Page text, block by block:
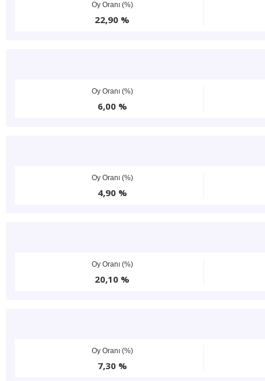
Oy Oranı (%)
22,90 %
Oy Oranı (%)
6,00 %
Oy Oranı (%)
4,90 %
Oy Oranı (%)
20,10 %
Oy Oranı (%)
7,30 %